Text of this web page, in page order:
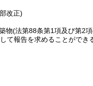
改正)
物(法第88条第1項及び第2
て報告を求めることができ